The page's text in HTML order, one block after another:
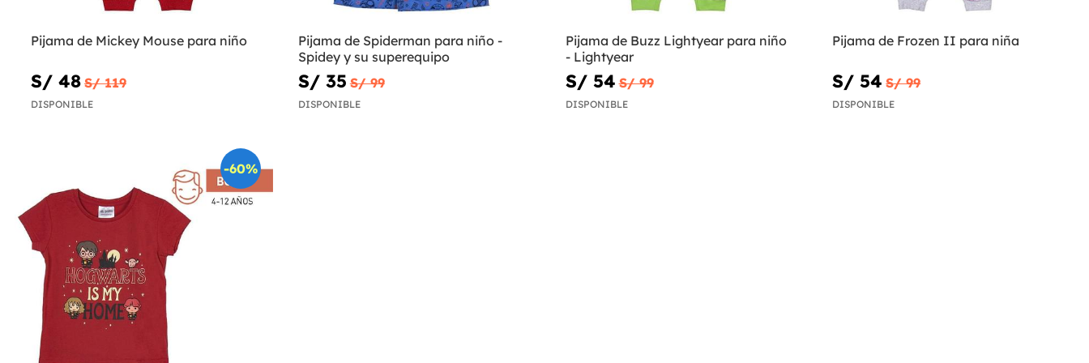
Pijama de Mickey Mouse para niño
S/ 48 S/ 119
DISPONIBLE
Pijama de Spiderman para niño -
Spidey y su superequipo
S/ 35 S/ 99
DISPONIBLE
Pijama de Buzz Lightyear para niño
- Lightyear
S/ 54 S/ 99
DISPONIBLE
Pijama de Frozen II para niña
S/ 54 S/ 99
DISPONIBLE
-60%